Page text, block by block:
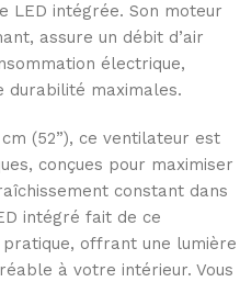
LED intégrée. Son moteur
assure un débit d’air
électrique,
durabilité maximales.
(52”), ce ventilateur est
conçues pour maximiser
constant dans
intégré fait de ce
offrant une lumière
à votre intérieur. Vous